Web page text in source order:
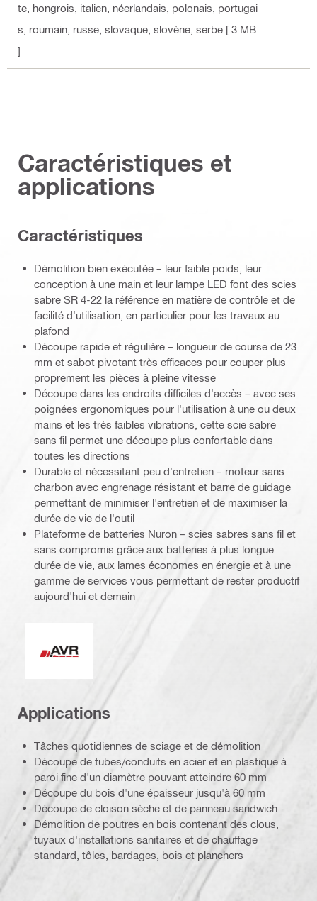
te, hongrois, italien, néerlandais, polonais, portugai
s, roumain, russe, slovaque, slovène, serbe [ 3 MB
]
Caractéristiques et
applications
Caractéristiques
Démolition bien exécutée – leur faible poids, leur
conception à une main et leur lampe LED font des scies
sabre SR 4-22 la référence en matière de contrôle et de
facilité d'utilisation, en particulier pour les travaux au
plafond
Découpe rapide et régulière – longueur de course de 23
mm et sabot pivotant très efficaces pour couper plus
proprement les pièces à pleine vitesse
Découpe dans les endroits difficiles d'accès – avec ses
poignées ergonomiques pour l'utilisation à une ou deux
mains et les très faibles vibrations, cette scie sabre
sans fil permet une découpe plus confortable dans
toutes les directions
Durable et nécessitant peu d'entretien – moteur sans
charbon avec engrenage résistant et barre de guidage
permettant de minimiser l'entretien et de maximiser la
durée de vie de l'outil
Plateforme de batteries Nuron – scies sabres sans fil et
sans compromis grâce aux batteries à plus longue
durée de vie, aux lames économes en énergie et à une
gamme de services vous permettant de rester productif
aujourd'hui et demain
Applications
Tâches quotidiennes de sciage et de démolition
Découpe de tubes/conduits en acier et en plastique à
paroi fine d'un diamètre pouvant atteindre 60 mm
Découpe du bois d'une épaisseur jusqu'à 60 mm
Découpe de cloison sèche et de panneau sandwich
Démolition de poutres en bois contenant des clous,
tuyaux d'installations sanitaires et de chauffage
standard, tôles, bardages, bois et planchers